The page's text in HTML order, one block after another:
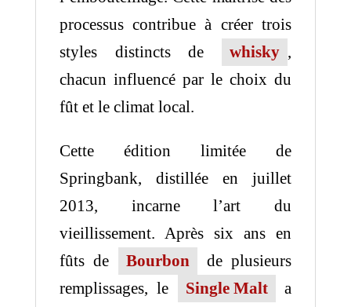
processus contribue à créer trois
styles distincts de
whisky ,
chacun influencé par le choix du
fût et le climat local.
Cette édition limitée de
Springbank, distillée en juillet
2013, incarne l’art du
vieillissement. Après six ans en
fûts de
Bourbon
de plusieurs
remplissages, le
Single Malt
a